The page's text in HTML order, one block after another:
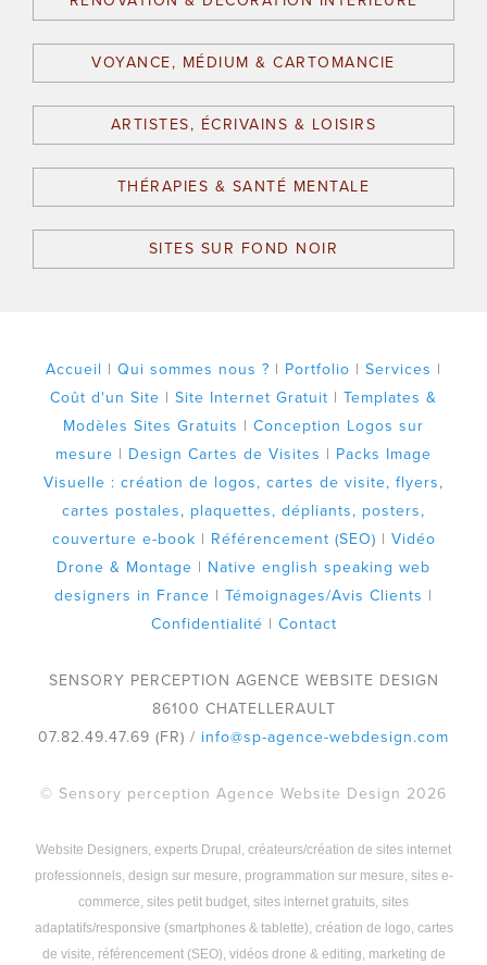
VOYANCE, MÉDIUM & CARTOMANCIE
ARTISTES, ÉCRIVAINS & LOISIRS
THÉRAPIES & SANTÉ MENTALE
SITES SUR FOND NOIR
Accueil | Qui sommes nous ? | Portfolio | Services |
Coût d'un Site | Site Internet Gratuit | Templates &
Modèles Sites Gratuits | Conception Logos sur
mesure | Design Cartes de Visites | Packs Image
Visuelle : création de logos, cartes de visite, flyers,
cartes postales, plaquettes, dépliants, posters,
couverture e-book | Référencement (SEO) | Vidéo
Drone & Montage | Native english speaking web
designers in France | Témoignages/Avis Clients |
Confidentialité | Contact
SENSORY PERCEPTION AGENCE WEBSITE DESIGN
86100 CHATELLERAULT
07.82.49.47.69 (FR) / info@sp-agence-webdesign.com
© Sensory perception Agence Website Design 2026
Website Designers, experts Drupal, créateurs/création de sites internet
professionnels, design sur mesure, programmation sur mesure, sites e-
commerce, sites petit budget, sites internet gratuits, sites
adaptatifs/responsive (smartphones & tablette), création de logo, cartes
de visite, référencement (SEO), vidéos drone & editing, marketing de